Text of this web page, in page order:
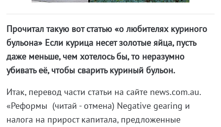
Прочитал такую вот статью «о любителях куриного
бульона» Если курица несет золотые яйца, пусть
даже меньше, чем хотелось бы, то неразумно
убивать её, чтобы сварить куриный бульон.
Итак, перевод части статьи на сайте news.com.au.
«Реформы (читай - отмена) Negative gearing и
налога на прирост капитала, предложенные